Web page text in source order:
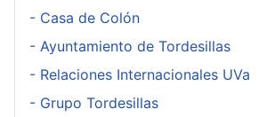
- Casa de Colón
- Ayuntamiento de Tordesillas
- Relaciones Internacionales UVa
- Grupo Tordesillas